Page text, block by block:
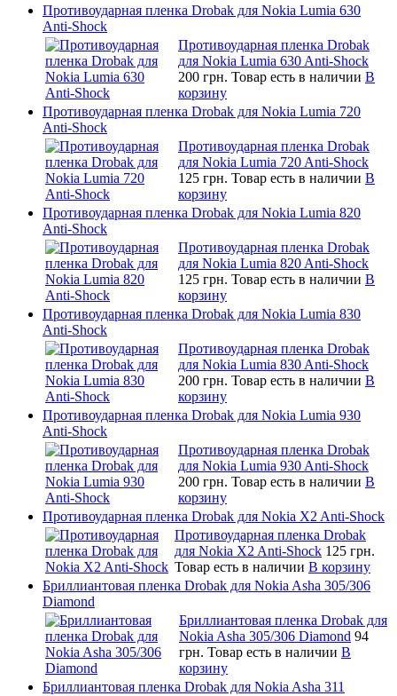
Противоударная пленка Drobak для Nokia Lumia 630
Anti-Shock
Противоударная пленка Drobak
для Nokia Lumia 630 Anti-Shock
200 грн. Товар есть в наличии В
корзину
Противоударная пленка Drobak для Nokia Lumia 720
Anti-Shock
Противоударная пленка Drobak
для Nokia Lumia 720 Anti-Shock
125 грн. Товар есть в наличии В
корзину
Противоударная пленка Drobak для Nokia Lumia 820
Anti-Shock
Противоударная пленка Drobak
для Nokia Lumia 820 Anti-Shock
125 грн. Товар есть в наличии В
корзину
Противоударная пленка Drobak для Nokia Lumia 830
Anti-Shock
Противоударная пленка Drobak
для Nokia Lumia 830 Anti-Shock
200 грн. Товар есть в наличии В
корзину
Противоударная пленка Drobak для Nokia Lumia 930
Anti-Shock
Противоударная пленка Drobak
для Nokia Lumia 930 Anti-Shock
200 грн. Товар есть в наличии В
корзину
Противоударная пленка Drobak для Nokia X2 Anti-Shock
Противоударная пленка Drobak
для Nokia X2 Anti-Shock 125 грн.
Товар есть в наличии В корзину
Бриллиантовая пленка Drobak для Nokia Asha 305/306
Diamond
Бриллиантовая пленка Drobak для
Nokia Asha 305/306 Diamond 94
грн. Товар есть в наличии В
корзину
Бриллиантовая пленка Drobak для Nokia Asha 311